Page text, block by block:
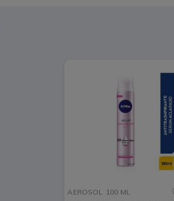
AEROSOL 100 ML